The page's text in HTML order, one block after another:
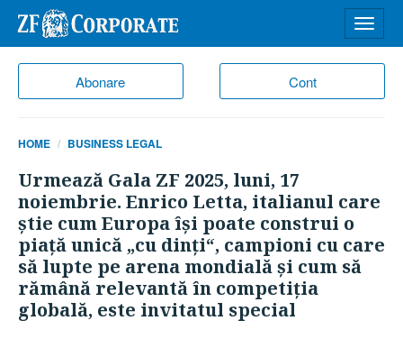
Abonare Cont
meniu
HOME BUSINESS LEGAL
Urmează Gala ZF 2025, luni, 17
noiembrie. Enrico Letta, italianul care
ştie cum Europa îşi poate construi o
piaţă unică „cu dinţi“, campioni cu care
să lupte pe arena mondială şi cum să
rămână relevantă în competiţia
globală, este invitatul special